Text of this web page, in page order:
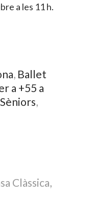
a les 11 h.
, Ballet
a +55 a
,
Clàssica,